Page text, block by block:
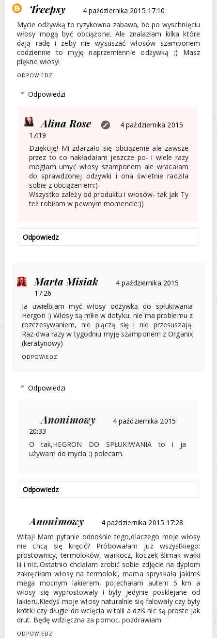
Treepsy
4 października 2015 17:10
Mycie odżywką to ryzykowna zabawa, bo po wyschnięciu
włosy mogą być obciążone. Ale znalazłam kilka które
dają radę i żeby nie wysuszać włosów szamponem
codziennie to myję naprzemiennie odżywką ;) Masz
piękne włosy!
ODPOWIEDZ
Odpowiedzi
Alina Rose
4 października 2015
17:19
Dziękuję! Mi zdarzało się obciążenie ale zawsze
przez to co nakładałam jeszcze po- i wiele razy
mogłam umyć włosy szamponem ale wracałam
do sprawdzonej odżywki i ona świetnie radziła
sobie z obciążeniem:)
Wszystko zależy od produktu i włosów- tak jak Ty
też robiłam w pewnym momencie:))
Odpowiedz
Marta Misiak
4 października 2015
17:26
Ja uwielbiam myć włosy odżywką do spłukiwania
Hergon :) Włosy są miłe w dotyku, nie ma problemu z
rozczesywaniem, nie plączą się i nie przesuszają.
Raz-dwa razy w tygodniu myję szamponem z Organix
(keratynowy)
ODPOWIEDZ
Odpowiedzi
Anonimowy
4 października 2015
20:33
O tak,HEGRON DO SPŁUKIWANIA to i ja
używam do mycia :) polecam.
Odpowiedz
Anonimowy
4 października 2015 17:28
Witaj! Mam pytanie odnośnie tego,dlaczego moje włosy
nie chcą się kręcić? Próbowałam już wszystkiego:
prostownicy, termoloków, warkocz, koczek ślimak wałki
iii i nic..Ostatnio chciałam zrobić sobie zdjęcie na dyplom
zakręciłam włosy na termoloki, mama spryskała jakimś
mega mocnym lakierem, pojechałam autem 5 km a
włosy się wyprostowały i były jedynie posklejane od
lakieru.Kiedyś moje włosy naturalnie się falowały czy były
krótki czy długie do wcięcia w talii a dziś nic są proste jak
drut. Będę wdzięczna za pomoc. pozdrawiam
ODPOWIEDZ